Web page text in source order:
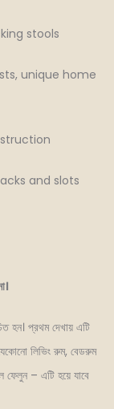
stools
unique home
and slots
হন। প্রথম দেখায় এটি
লিভিং রুম, বেডরুম
ফেলুন – এটি হয়ে যাবে